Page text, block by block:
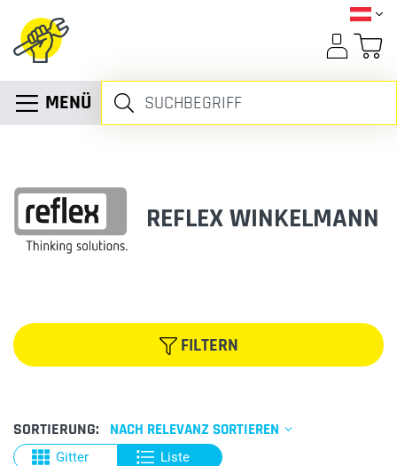
MENÜ
REFLEX WINKELMANN
FILTERN
SORTIERUNG: NACH RELEVANZ SORTIEREN
Gitter Liste